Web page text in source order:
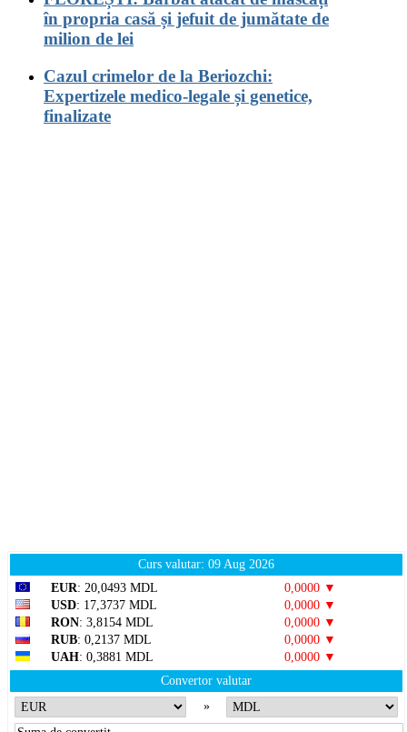
în propria casă și jefuit de jumătate de
milion de lei
Cazul crimelor de la Beriozchi:
Expertizele medico-legale și genetice,
finalizate
Curs valutar: 09 Aug 2026
EUR: 20,0493 MDL
0,0000 ▼
USD: 17,3737 MDL
0,0000 ▼
RON: 3,8154 MDL
0,0000 ▼
RUB: 0,2137 MDL
0,0000 ▼
UAH: 0,3881 MDL
0,0000 ▼
Convertor valutar
»